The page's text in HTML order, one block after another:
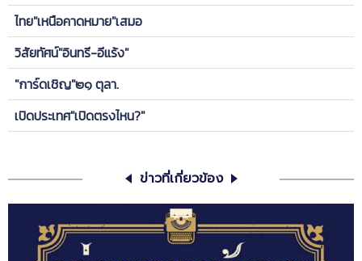
ไทย"เหนือคาดหมาย"เสมอ
วิสัยทัศน์"อินทรี-อีแร้ง"
"การ์ดเชิญ"๒๑ ตุลา.
เปิดประเทศ"เปิดตรงไหน?"
ข่าวที่เกี่ยวข้อง